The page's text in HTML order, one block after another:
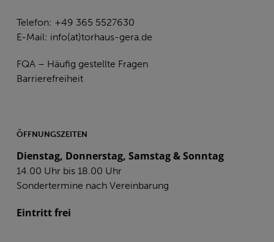
Telefon: +49 365 5527630
E-Mail: info(at)torhaus-gera.de
FQA – Häufig gestellte Fragen
Barrierefreiheit
ÖFFNUNGSZEITEN
Dienstag, Donnerstag, Samstag & Sonntag
14.00 Uhr bis 18.00 Uhr
Sondertermine nach Vereinbarung
Eintritt frei